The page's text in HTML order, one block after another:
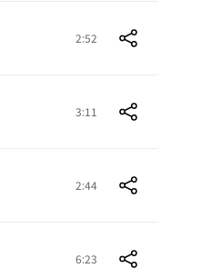
2:52
3:11
2:44
6:23